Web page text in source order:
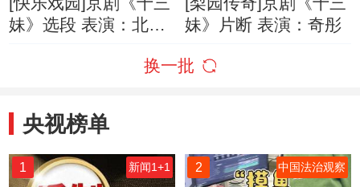
妹》选段 表演：北京
妹》片断 表演：奇彤
换一批
央视榜单
1 新闻1+1 2 中国法治观察